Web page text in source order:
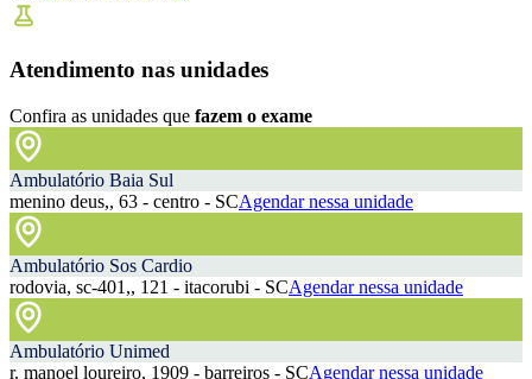
Atendimento nas unidades
Confira as unidades que fazem o exame
Ambulatório Baia Sul
menino deus,, 63 - centro - SCAgendar nessa unidade
Ambulatório Sos Cardio
rodovia, sc-401,, 121 - itacorubi - SCAgendar nessa unidade
Ambulatório Unimed
r. manoel loureiro, 1909 - barreiros - SCAgendar nessa unidade